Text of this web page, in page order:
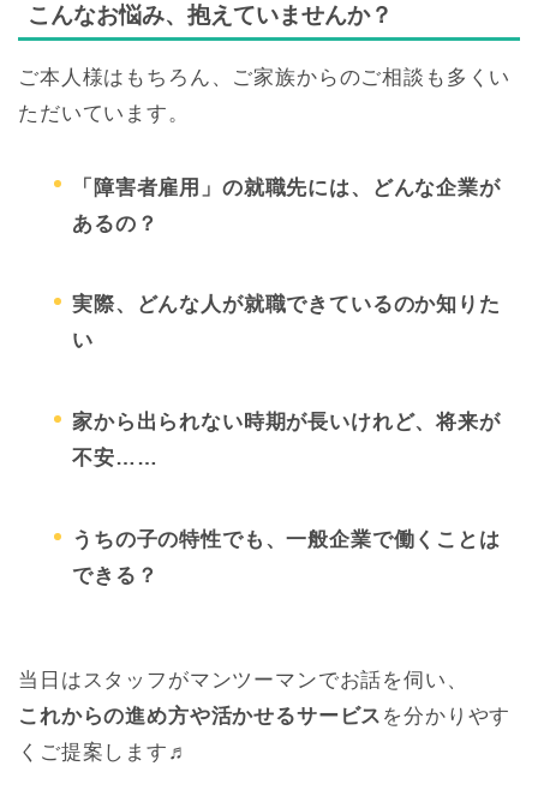
こんなお悩み、抱えていませんか？
ご本人様はもちろん、ご家族からのご相談も多くい
ただいています。
「障害者雇用」の就職先には、どんな企業が
あるの？
実際、どんな人が就職できているのか知りた
い
家から出られない時期が長いけれど、将来が
不安……
うちの子の特性でも、一般企業で働くことは
できる？
当日はスタッフがマンツーマンでお話を伺い、
これからの進め方や活かせるサービス を分かりやす
くご提案します♬